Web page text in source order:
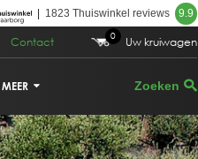
1823 Thuiswinkel reviews 9.9
Contact 0 Uw kruiwagen
MEER